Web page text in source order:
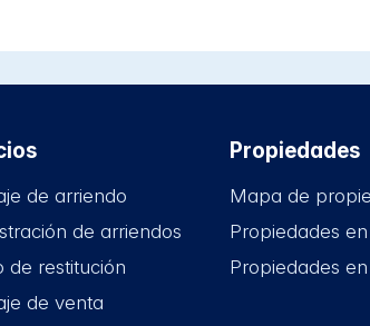
de arriendo
de arriendos
de restitución
de venta
Propiedades
Mapa de
Propiedades
Propiedades